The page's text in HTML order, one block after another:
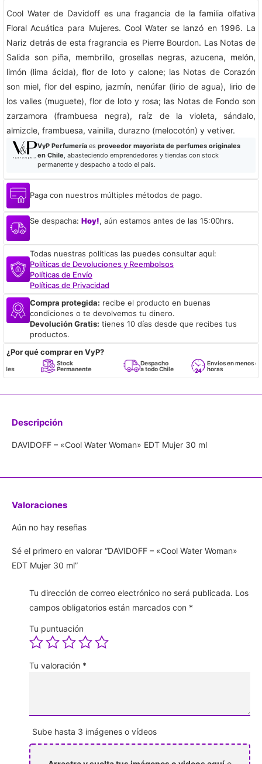
Cool Water de Davidoff es una fragancia de la familia olfativa
Floral Acuática para Mujeres. Cool Water se lanzó en 1996. La
Nariz detrás de esta fragrancia es Pierre Bourdon. Las Notas de
Salida son piña, membrillo, grosellas negras, azucena, melón,
limón (lima ácida), flor de loto y calone; las Notas de Corazón
son miel, flor del espino, jazmín, nenúfar (lirio de agua), lirio de
los valles (muguete), flor de loto y rosa; las Notas de Fondo son
zarzamora (frambuesa negra), raíz de la violeta, sándalo,
almizcle, frambuesa, vainilla, durazno (melocotón) y vetiver.
VyP Perfumeríaes proveedor mayorista de perfumes originales
en Chile, abasteciendo emprendedores y tiendas con stock
permanente y despacho a todo el país.
Paga con nuestros múltiples métodos de pago.
Se despacha: Hoy!, aún estamos antes de las 15:00hrs.
Todas nuestras políticas las puedes consultar aquí:
Políticas de Devoluciones y Reembolsos
Políticas de Envío
Políticas de Privacidad
Compra protegida: recibe el producto en buenas
condiciones o te devolvemos tu dinero.
Devolución Gratis: tienes 10 días desde que recibes tus
productos.
¿Por qué comprar en VyP?
Stock
Permanente
Despacho
a todo Chile
Envíos en menos de 24
horas
Descripción
DAVIDOFF – «Cool Water Woman» EDT Mujer 30 ml
Valoraciones
Aún no hay reseñas
Sé el primero en valorar “DAVIDOFF – «Cool Water Woman»
EDT Mujer 30 ml”
Tu dirección de correo electrónico no será publicada. Los
campos obligatorios están marcados con *
Tu puntuación
Tu valoración *
Sube hasta 3 imágenes o vídeos